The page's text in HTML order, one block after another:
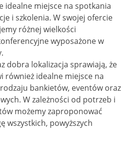
idealne miejsce na spotkania
i szkolenia. W swojej ofercie
różnej wielkości
wyposażone w
dobra lokalizacja sprawiają, że
idealne miejsce na
bankietów, eventów oraz
W zależności od potrzeb i
możemy zaproponować
wszystkich, powyższych